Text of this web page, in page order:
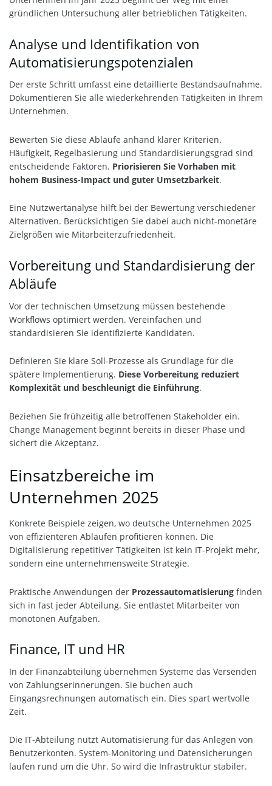
gründlichen Untersuchung aller betrieblichen Tätigkeiten.
Analyse und Identifikation von
Automatisierungspotenzialen
Der erste Schritt umfasst eine detaillierte Bestandsaufnahme.
Dokumentieren Sie alle wiederkehrenden Tätigkeiten in Ihrem
Unternehmen.
Bewerten Sie diese Abläufe anhand klarer Kriterien.
Häufigkeit, Regelbasierung und Standardisierungsgrad sind
entscheidende Faktoren. Priorisieren Sie Vorhaben mit
hohem Business-Impact und guter Umsetzbarkeit.
Eine Nutzwertanalyse hilft bei der Bewertung verschiedener
Alternativen. Berücksichtigen Sie dabei auch nicht-monetäre
Zielgrößen wie Mitarbeiterzufriedenheit.
Vorbereitung und Standardisierung der
Abläufe
Vor der technischen Umsetzung müssen bestehende
Workflows optimiert werden. Vereinfachen und
standardisieren Sie identifizierte Kandidaten.
Definieren Sie klare Soll-Prozesse als Grundlage für die
spätere Implementierung. Diese Vorbereitung reduziert
Komplexität und beschleunigt die Einführung.
Beziehen Sie frühzeitig alle betroffenen Stakeholder ein.
Change Management beginnt bereits in dieser Phase und
sichert die Akzeptanz.
Einsatzbereiche im
Unternehmen 2025
Konkrete Beispiele zeigen, wo deutsche Unternehmen 2025
von effizienteren Abläufen profitieren können. Die
Digitalisierung repetitiver Tätigkeiten ist kein IT-Projekt mehr,
sondern eine unternehmensweite Strategie.
Praktische Anwendungen der Prozessautomatisierung finden
sich in fast jeder Abteilung. Sie entlastet Mitarbeiter von
monotonen Aufgaben.
Finance, IT und HR
In der Finanzabteilung übernehmen Systeme das Versenden
von Zahlungserinnerungen. Sie buchen auch
Eingangsrechnungen automatisch ein. Dies spart wertvolle
Zeit.
Die IT-Abteilung nutzt Automatisierung für das Anlegen von
Benutzerkonten. System-Monitoring und Datensicherungen
laufen rund um die Uhr. So wird die Infrastruktur stabiler.